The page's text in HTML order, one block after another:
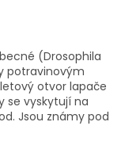
(Drosophila
potravinovým
otvor lapače
se vyskytují na
Jsou známy pod